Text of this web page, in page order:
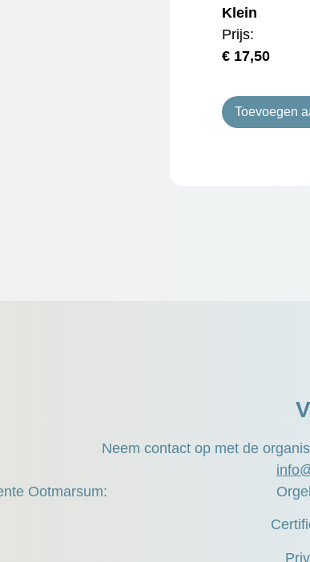
Klein
Prijs:
€ 17,50
Toevoegen
Neem contact op met de
Ootmarsum: